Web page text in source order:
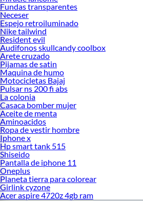
Categorías
Neutrogena Hydro Boost
Neutrogena Sun Fresh
Crema Hidratante para piel grasa Neutrogena
Bloqueador Neutrogena para piel grasa
Fundas transparentes
Neceser
Espejo retroiluminado
Nike tailwind
Resident evil
Audifonos skullcandy coolbox
Arete cruzado
Pijamas de satin
Maquina de humo
Motocicletas Bajaj
Pulsar ns 200 fi abs
La colonia
Casaca bomber mujer
Aceite de menta
Aminoacidos
Ropa de vestir hombre
Iphone x
Hp smart tank 515
Shiseido
Pantalla de iphone 11
Oneplus
Planeta tierra para colorear
Girlink cyzone
Acer aspire 4720z 4gb ram